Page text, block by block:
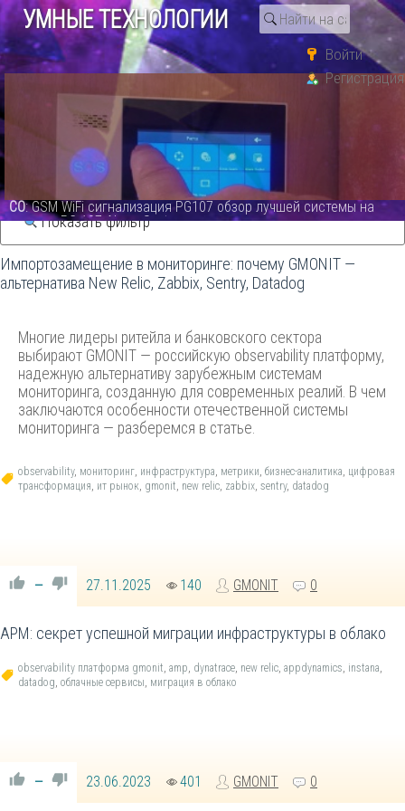
УМНЫЕ ТЕХНОЛОГИИ
Войти
Регистрация
СО: GSM WiFi сигнализация PG107 обзор лучшей системы на
сегодня.PG 107 Alarm System - видео
Поиск по тегу «new relic»
Показать фильтр
Импортозамещение в мониторинге: почему GMONIT —
альтернатива New Relic, Zabbix, Sentry, Datadog
Многие лидеры ритейла и банковского сектора
выбирают GMONIT — российскую observability платформу,
надежную альтернативу зарубежным системам
мониторинга, созданную для современных реалий. В чем
заключаются особенности отечественной системы
мониторинга — разберемся в статье.
observability, мониторинг, инфраструктура, метрики, бизнес-аналитика, цифровая
трансформация, ит рынок, gmonit, new relic, zabbix, sentry, datadog
— 27.11.2025 140 GMONIT 0
APM: секрет успешной миграции инфраструктуры в облако
observability платформа gmonit, amp, dynatrace, new relic, appdynamics, instana,
datadog, облачные сервисы, миграция в облако
— 23.06.2023 401 GMONIT 0